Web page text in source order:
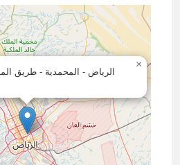
الرياض - المحمدية - طريق
×